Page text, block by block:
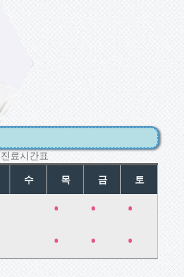
진료시간표
수 목 금 토
• • •
• • •